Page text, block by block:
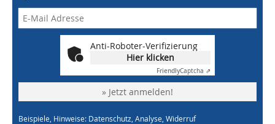
Anti-Roboter-Verifizierung
Hier klicken
FriendlyCaptcha ⇗
» Jetzt anmelden!
Beispiele, Hinweise: Datenschutz, Analyse, Widerruf